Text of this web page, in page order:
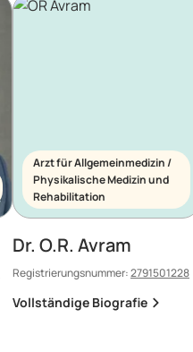
Arzt für Allgemeinmedizin /
Physikalische Medizin und
Rehabilitation
Dr. O.R. Avram
Registrierungsnummer:2791501228
Vollständige Biografie